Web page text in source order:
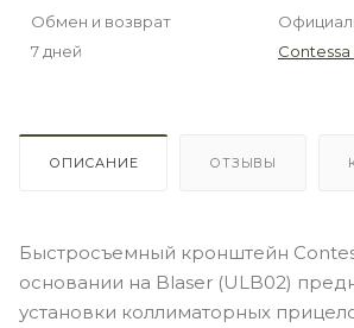
Обмен и возврат
7 дней
ОПИСАНИЕ ОТЗЫВЫ
Быстросъемный кронштейн
основании на Blaser (ULB02)
установки коллиматорных